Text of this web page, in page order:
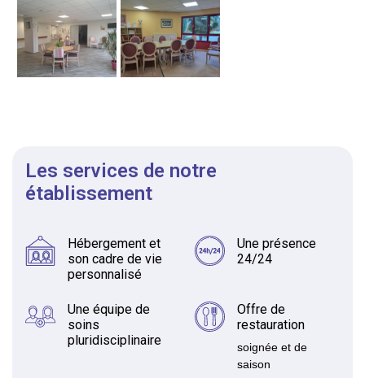
Les services de notre
établissement
Hébergement et
son cadre de vie
personnalisé
Une présence
24/24
Une équipe de
soins
pluridisciplinaire
Offre de
restauration
soignée et de
saison